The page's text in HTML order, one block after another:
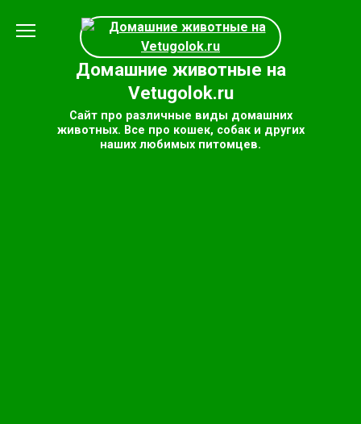
содержанию
Домашние животные на
Vetugolok.ru
Сайт про различные виды домашних
животных. Все про кошек, собак и других
наших любимых питомцев.